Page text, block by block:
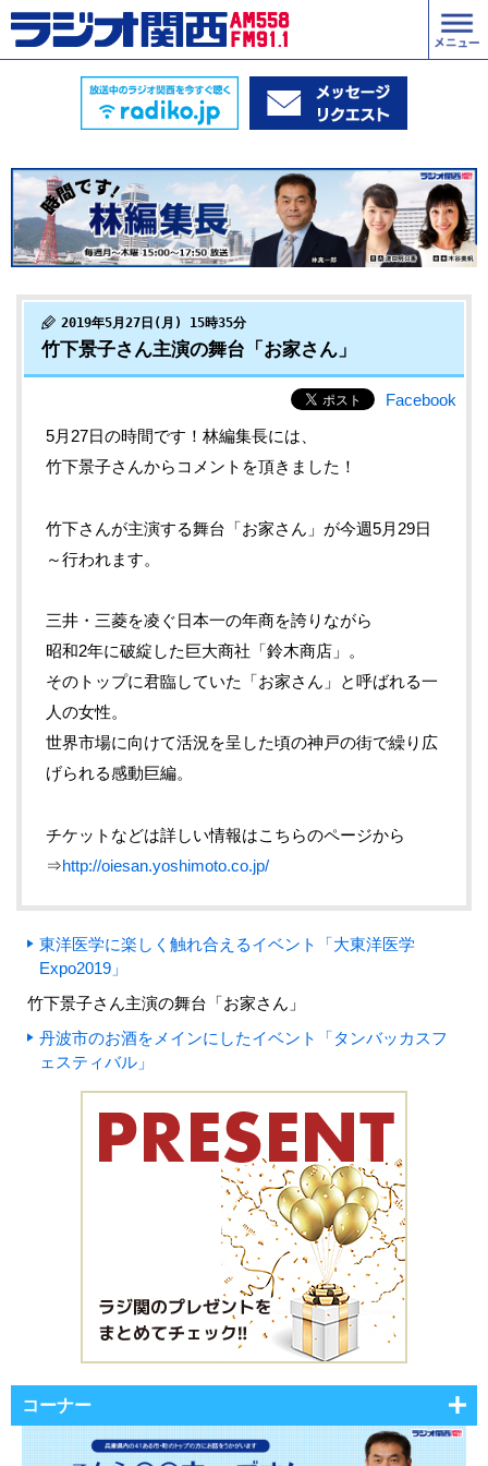
2019年5月27日(月) 15時35分
竹下景子さん主演の舞台「お家さん」
Facebook
5月27日の時間です！林編集長には、
竹下景子さんからコメントを頂きました！
竹下さんが主演する舞台「お家さん」が今週5月29日
～行われます。
三井・三菱を凌ぐ日本一の年商を誇りながら
昭和2年に破綻した巨大商社「鈴木商店」。
そのトップに君臨していた「お家さん」と呼ばれる一
人の女性。
世界市場に向けて活況を呈した頃の神戸の街で繰り広
げられる感動巨編。
チケットなどは詳しい情報はこちらのページから
⇒http://oiesan.yoshimoto.co.jp/
東洋医学に楽しく触れ合えるイベント「大東洋医学
Expo2019」
竹下景子さん主演の舞台「お家さん」
丹波市のお酒をメインにしたイベント「タンバッカスフ
ェスティバル」
コーナー